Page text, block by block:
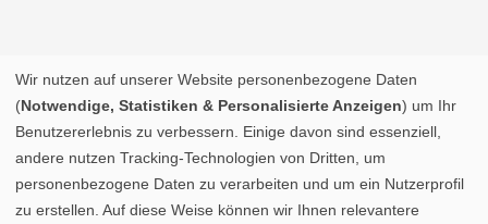
Wir nutzen auf unserer Website personenbezogene Daten
(Notwendige, Statistiken & Personalisierte Anzeigen) um Ihr
Benutzererlebnis zu verbessern. Einige davon sind essenziell,
andere nutzen Tracking-Technologien von Dritten, um
personenbezogene Daten zu verarbeiten und um ein Nutzerprofil
zu erstellen. Auf diese Weise können wir Ihnen relevantere